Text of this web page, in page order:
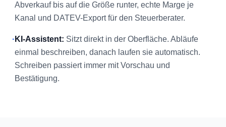
Abverkauf bis auf die Größe runter, echte Marge je
Kanal und DATEV-Export für den Steuerberater.
· KI-Assistent: Sitzt direkt in der Oberfläche. Abläufe
einmal beschreiben, danach laufen sie automatisch.
Schreiben passiert immer mit Vorschau und
Bestätigung.